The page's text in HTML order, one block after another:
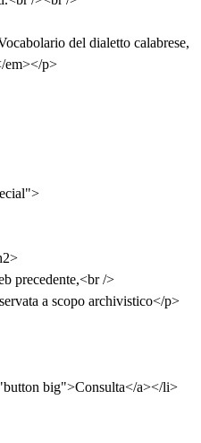
del dialetto calabrese,
em></p>
precedente,<br />
a scopo archivistico</p>
big">Consulta</a></li>